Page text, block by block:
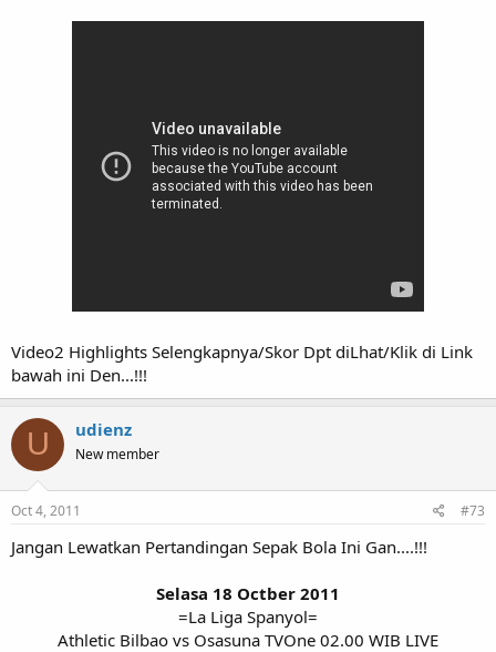
Video2 Highlights Selengkapnya/Skor Dpt diLhat/Klik di Link
bawah ini Den...!!!
U udienz
New member
Oct 4, 2011 #73
Jangan Lewatkan Pertandingan Sepak Bola Ini Gan....!!!
Selasa 18 Octber 2011
=La Liga Spanyol=
Athletic Bilbao vs Osasuna TVOne 02.00 WIB LIVE